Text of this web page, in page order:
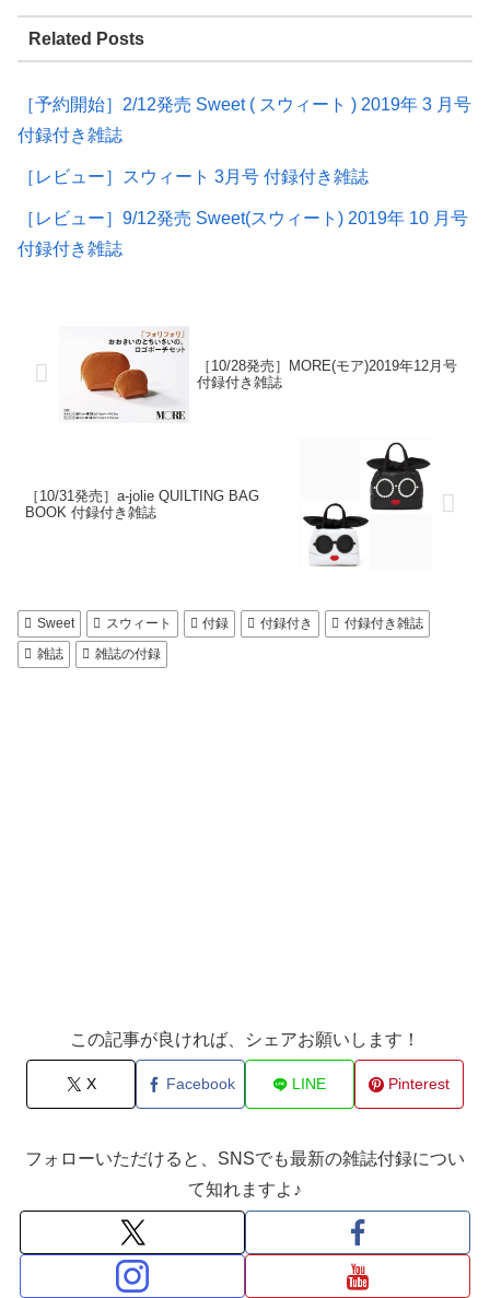
Related Posts
［予約開始］2/12発売 Sweet ( スウィート ) 2019年 3 月号
付録付き雑誌
［レビュー］スウィート 3月号 付録付き雑誌
［レビュー］9/12発売 Sweet(スウィート) 2019年 10 月号
付録付き雑誌
［10/28発売］MORE(モア)2019年12月号
付録付き雑誌
［10/31発売］a-jolie QUILTING BAG
BOOK 付録付き雑誌
Sweet スウィート 付録 付録付き
付録付き雑誌
雑誌
雑誌の付録
この記事が良ければ、シェアお願いします！
X Facebook LINE Pinterest
フォローいただけると、SNSでも最新の雑誌付録につい
て知れますよ♪